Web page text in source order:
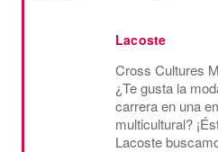
Lacoste
Cross Cultures
¿Te gusta la
carrera en una
multicultural?
Lacoste